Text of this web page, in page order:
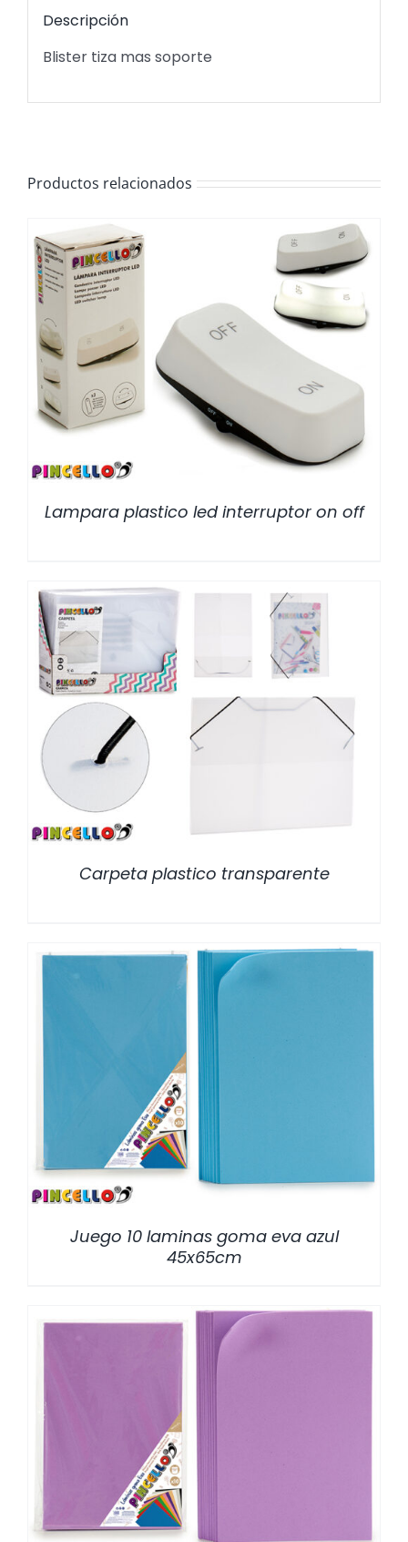
Descripción
Blister tiza mas soporte
Productos relacionados
DETALLES
Lampara plastico led interruptor on off
DETALLES
Carpeta plastico transparente
Juego 10 laminas goma eva azul
45x65cm